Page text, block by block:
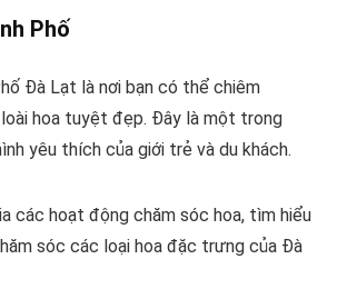
Phố
Đà Lạt là nơi bạn có thể chiêm
loài hoa tuyệt đẹp. Đây là một trong
yêu thích của giới trẻ và du khách.
các hoạt động chăm sóc hoa, tìm hiểu
sóc các loại hoa đặc trưng của Đà